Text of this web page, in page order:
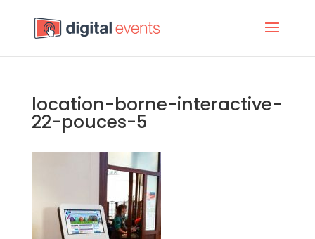
location-borne-interactive-
22-pouces-5